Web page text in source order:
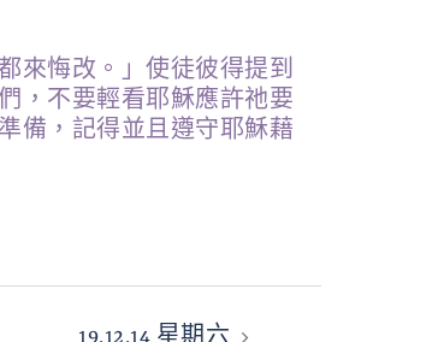
來悔改。」使徒彼得提到
，不要輕看耶穌應許祂要
備，記得並且遵守耶穌藉
19.12.14 星期六